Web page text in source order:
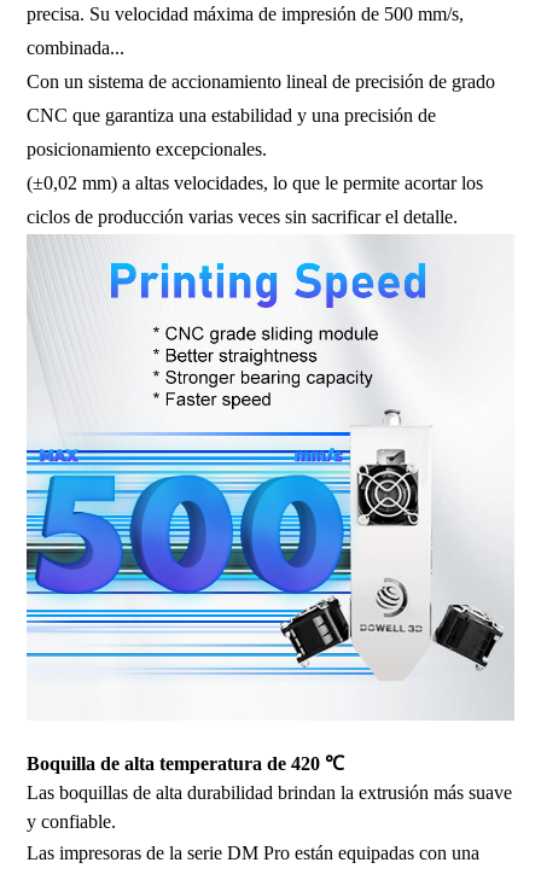
precisa. Su velocidad máxima de impresión de 500 mm/s,
combinada...
Con un sistema de accionamiento lineal de precisión de grado
CNC que garantiza una estabilidad y una precisión de
posicionamiento excepcionales.
(±0,02 mm) a altas velocidades, lo que le permite acortar los
ciclos de producción varias veces sin sacrificar el detalle.
Boquilla de alta temperatura de 420 ℃
Las boquillas de alta durabilidad brindan la extrusión más suave
y confiable.
Las impresoras de la serie DM Pro están equipadas con una